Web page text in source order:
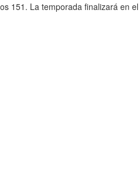
151. La temporada finalizará en